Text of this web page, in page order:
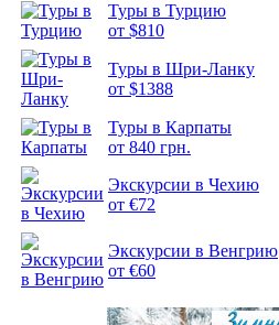
Туры в Турцию
от $810
Туры в Шри-Ланку
от $1388
Туры в Карпаты
от 840 грн.
Экскурсии в Чехию
от €72
Экскурсии в Венгрию
от €60